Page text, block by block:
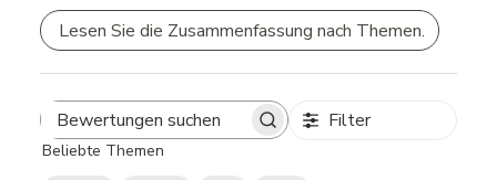
Lesen Sie die Zusammenfassung nach Themen.
Search
reviews
Filter
Beliebte Themen